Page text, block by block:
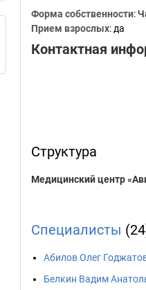
Форма собственности:
Прием взрослых: да
Контактная
Структура
Медицинский центр
Специалисты
Абилов Олег
Белкин Вадим